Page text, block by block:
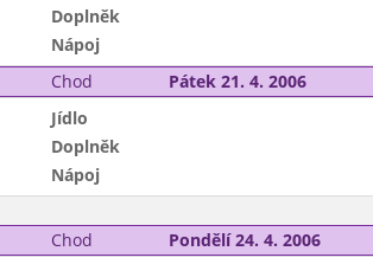
Doplněk
Nápoj
Chod Pátek 21. 4. 2006
Jídlo
Doplněk
Nápoj
Chod Pondělí 24. 4. 2006